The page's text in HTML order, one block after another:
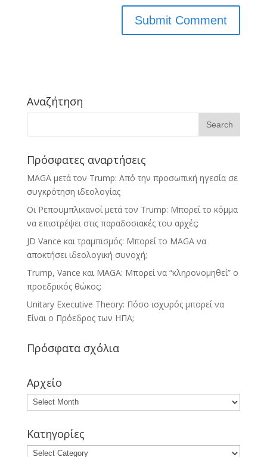
Αναζήτηση
Πρόσφατες αναρτήσεις
MAGA μετά τον Trump: Από την προσωπική ηγεσία σε
συγκρότηση ιδεολογίας
Οι Ρεπουμπλικανοί μετά τον Trump: Μπορεί το κόμμα
να επιστρέψει στις παραδοσιακές του αρχές;
JD Vance και τραμπισμός: Μπορεί το MAGA να
αποκτήσει ιδεολογική συνοχή;
Trump, Vance και MAGA: Μπορεί να “κληρονομηθεί” ο
προεδρικός θώκος;
Unitary Executive Theory: Πόσο ισχυρός μπορεί να
Είναι ο Πρόεδρος των ΗΠΑ;
Πρόσφατα σχόλια
Αρχείο
Αρχείο
Κατηγορίες
Κατηγορίες